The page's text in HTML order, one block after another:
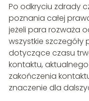
Po odkryciu zdrady
poznania całej
jeżeli para rozważa
wszystkie
dotyczące czasu
kontaktu,
zakończenia
znaczenie dla